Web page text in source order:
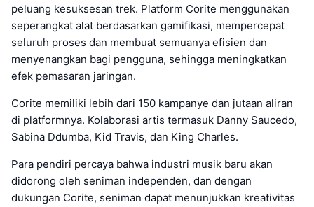
peluang kesuksesan trek. Platform Corite menggunakan
seperangkat alat berdasarkan gamifikasi, mempercepat
seluruh proses dan membuat semuanya efisien dan
menyenangkan bagi pengguna, sehingga meningkatkan
efek pemasaran jaringan.
Corite memiliki lebih dari 150 kampanye dan jutaan aliran
di platformnya. Kolaborasi artis termasuk Danny Saucedo,
Sabina Ddumba, Kid Travis, dan King Charles.
Para pendiri percaya bahwa industri musik baru akan
didorong oleh seniman independen, dan dengan
dukungan Corite, seniman dapat menunjukkan kreativitas